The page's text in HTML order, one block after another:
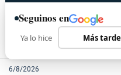
6/8/2026
Seguinos en
Ya lo hice Más tarde